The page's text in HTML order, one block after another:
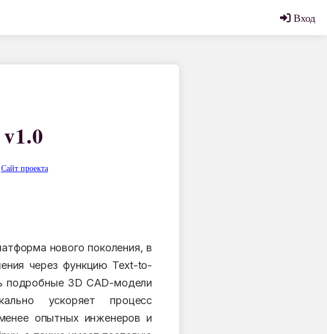
Вход
Сайт проекта
нового поколения, в
через функцию Text-to-
подробные 3D CAD-модели
ускоряет процесс
опытных инженеров и